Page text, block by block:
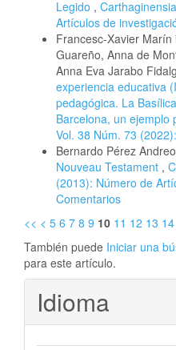
Legido ,
Artículos de
Francesc-Xavier
Guareño, Anna de
Anna Eva Jarabo
experiencia educativa
pedagógica. La
Barcelona, un ejemplo
Vol. 38 Núm. 73
Bernardo Pérez
Nouveau Testament ,
(2013): Número de
Comentarios
<< < 5 6 7 8 9 10 11 12 13 14
También puede Iniciar una
para este artículo.
Idioma